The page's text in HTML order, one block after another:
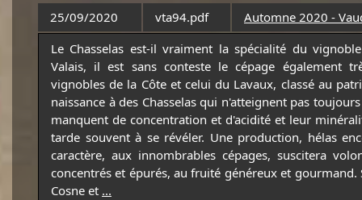
25/09/2020 vta94.pdf
Automne 2020 -
Le Chasselas est-il vraiment la spécialité du
Valais, il est sans conteste le cépage également
vignobles de la Côte et celui du Lavaux, classé au
naissance à des Chasselas qui n'atteignent pas
manquent de concentration et d'acidité et leur
tarde souvent à se révéler. Une production, hélas
caractère, aux innombrables cépages, suscitera
concentrés et épurés, au fruité généreux et
Cosne et ...